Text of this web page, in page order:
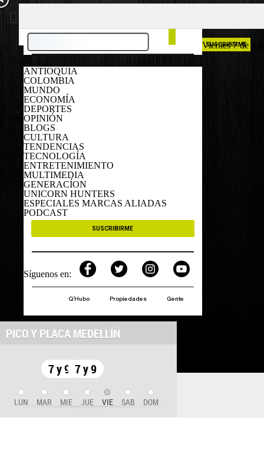
ANTIOQUIA
COLOMBIA
MUNDO
ECONOMÍA
DEPORTES
OPINIÓN
BLOGS
CULTURA
TENDENCIAS
TECNOLOGÍA
ENTRETENIMIENTO
MULTIMEDIA
GENERACÍON
UNICORN HUNTERS
ESPECIALES MARCAS ALIADAS
PODCAST
SUSCRIBIRME
Síguenos en:
Q´Hubo Propiedades Gente
Viernes 7 de
SUSCRIBIRME
PICO Y PLACA MEDELLÍN
7 y 9 7 y 9
LUN MAR MIE JUE VIE SAB DOM